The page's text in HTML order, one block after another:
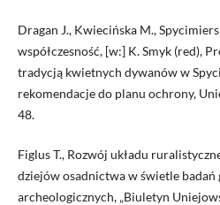
Dragan J., Kwiecińska M.,
współczesność, [w:] K. Smyk (red),
tradycją kwietnych dywanów w
rekomendacje do planu ochrony,
48.
Figlus T., Rozwój układu
dziejów osadnictwa w świetle
archeologicznych, „Biuletyn